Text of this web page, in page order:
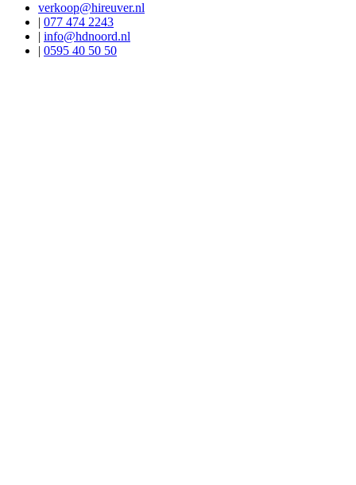
verkoop@hireuver.nl
| 077 474 2243
| info@hdnoord.nl
| 0595 40 50 50